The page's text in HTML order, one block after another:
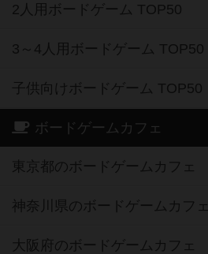
2人用ボードゲーム TOP50
3～4人用ボードゲーム TOP50
子供向けボードゲーム TOP50
ボードゲームカフェ
東京都のボードゲームカフェ
神奈川県のボードゲームカフェ
大阪府のボードゲームカフェ